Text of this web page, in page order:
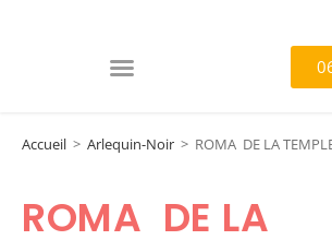
Accueil > Arlequin-Noir > ROMA DE LA
ROMA DE LA